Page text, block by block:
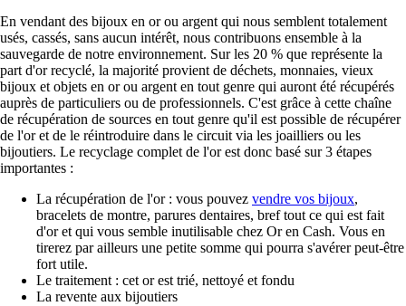
En vendant des bijoux en or ou argent qui nous semblent totalement
usés, cassés, sans aucun intérêt, nous contribuons ensemble à la
sauvegarde de notre environnement. Sur les 20 % que représente la
part d'or recyclé, la majorité provient de déchets, monnaies, vieux
bijoux et objets en or ou argent en tout genre qui auront été récupérés
auprès de particuliers ou de professionnels. C'est grâce à cette chaîne
de récupération de sources en tout genre qu'il est possible de récupérer
de l'or et de le réintroduire dans le circuit via les joailliers ou les
bijoutiers. Le recyclage complet de l'or est donc basé sur 3 étapes
importantes :
La récupération de l'or : vous pouvez vendre vos bijoux,
bracelets de montre, parures dentaires, bref tout ce qui est fait
d'or et qui vous semble inutilisable chez Or en Cash. Vous en
tirerez par ailleurs une petite somme qui pourra s'avérer peut-être
fort utile.
Le traitement : cet or est trié, nettoyé et fondu
La revente aux bijoutiers